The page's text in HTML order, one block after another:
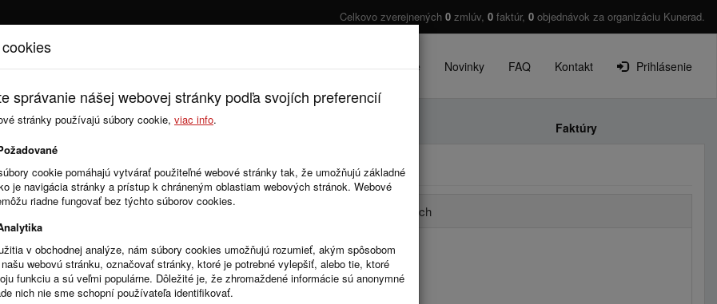
Celkovo zverejnených 0 zmlúv, 0 faktúr, 0 objednávok za organizáciu Kunerad.
Úvod Cenník O projekte Novinky FAQ Kontakt Prihlásenie
Zmluvy Faktúry
Úradná tabuľa: Stavebný úrad
Celkom: 0
Počet zverejnených dokumentov po rokoch
správanie nášej webovej stránky podľa svojích preferencií
stránky používajú súbory cookie, viac info.
cookie pomáhajú vytvárať použiteľné webové stránky tak, že umožňujú základné
je navigácia stránky a prístup k chráneným oblastiam webových stránok. Webové
riadne fungovať bez týchto súborov cookies.
v obchodnej analýze, nám súbory cookies umožňujú rozumieť, akým spôsobom
webovú stránku, označovať stránky, ktoré je potrebné vylepšiť, alebo tie, ktoré
funkciu a sú veľmi populárne. Dôležité je, že zhromaždené informácie sú anonymné
nich nie sme schopní používateľa identifikovať.